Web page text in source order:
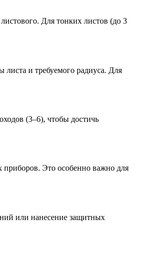
Для тонких листов (до 3
листа и требуемого радиуса. Для
(3–6), чтобы достичь
приборов. Это особенно важно для
или нанесение защитных